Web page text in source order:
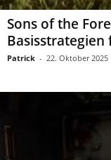
Sons of the
Patrick - 22. Oktober 2025